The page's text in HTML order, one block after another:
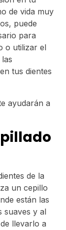
de vida muy
puede
para
o utilizar el
tus dientes
ayudarán a
de la
un cepillo
están las
suaves y al
llevarlo a